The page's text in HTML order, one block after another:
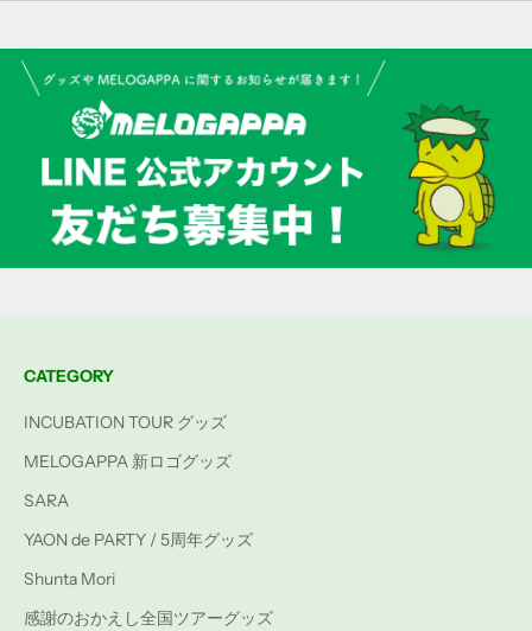
CATEGORY
INCUBATION TOUR グッズ
MELOGAPPA 新ロゴグッズ
SARA
YAON de PARTY / 5周年グッズ
Shunta Mori
感謝のおかえし全国ツアーグッズ